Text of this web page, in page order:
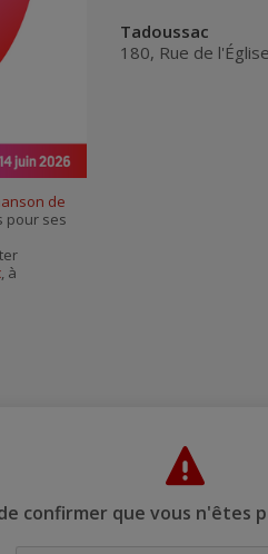
Tadoussac
180, Rue de l'Église
de
pour ses
, à
confirmer que vous n'êtes